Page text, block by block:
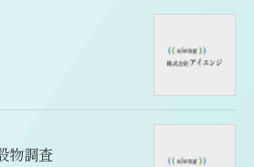
物調査